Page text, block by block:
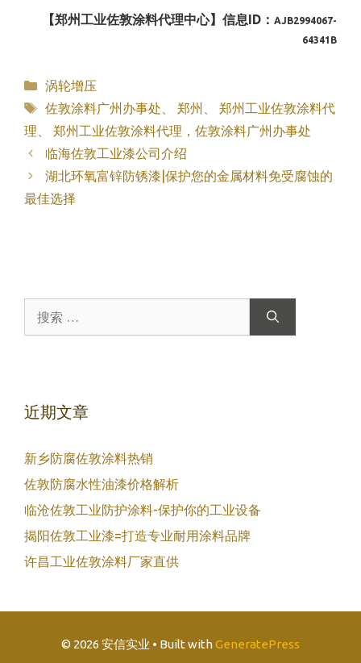
【郑州工业佐敦涂料代理中心】信息ID： AJB2994067-
64341B
分
类
涡轮增压
标
签
佐敦涂料广州办事处 郑州
郑州工业佐敦涂料代
理
郑州工业佐敦涂料代理，佐敦涂料广州办事处
临海佐敦工业漆公司介绍
湖北环氧富锌防锈漆|保护您的金属材料免受腐蚀的
最佳选择
索：
近期文章
新乡防腐佐敦涂料热销
佐敦防腐水性油漆价格解析
临沧佐敦工业防护涂料-保护你的工业设备
揭阳佐敦工业漆=打造专业耐用涂料品牌
许昌工业佐敦涂料厂家直供
© 2026 安信实业 • Built withGeneratePress